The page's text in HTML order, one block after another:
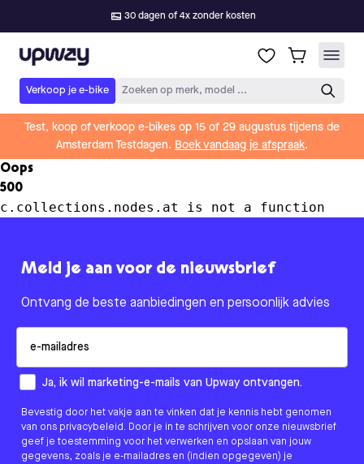
30 dagen of 4x zonder kosten
Upway
Verkoop je e-bike Zoeken op merk, model ...
Test, koop of verkoop e-bikes op 15 of 29 augustus tijdens de
Amsterdam Testdagen. Boek vandaag je afspraak.
Oops
500
c.collections.nodes.at is not a function
Meld je aan voor de nieuwsbrief
Ontvang de beste aanbiedingen en persoonlijk advies
How would you like to hear from us?
Ja, ik wil marketing-e-mails van Upway ontvangen.
Bevestig door het vakje aan te vinken dat je kennis hebt genomen
van ons privacybeleid. Door je in te schrijven voor onze nieuwsbrief
geef je toestemming voor het verwerken en opslaan van jouw
gegevens, zoals je e-mailadres en (indien opgegeven) je